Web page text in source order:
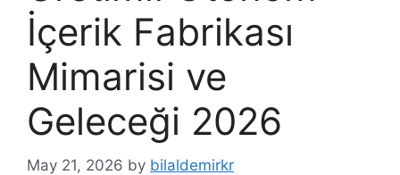
İçerik Fabrikası
Mimarisi ve
Geleceği 2026
May 21, 2026 by bilaldemirkr